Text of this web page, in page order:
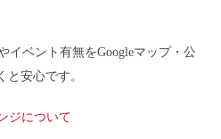
てみると…
消費なし
イベント有無をGoogleマップ・公
と安心です。
ジについて